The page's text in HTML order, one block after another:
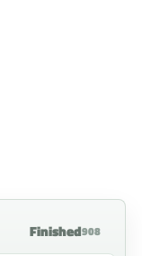
Finished908